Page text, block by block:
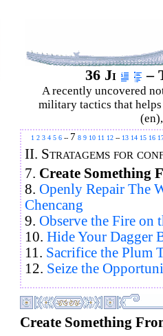
36 Ji –
A recently uncovered
military tactics that
1 2 3 4 5 6 -- 7 8 9 10 11 12 -- 13 14 15 16
II. Stratagems for
7. Create Something
8. Openly Repair The
Chencang
9. Observe the Fire on
10. Hide Your Dagger
11. Sacrifice the Plum
12. Seize the
Create Something